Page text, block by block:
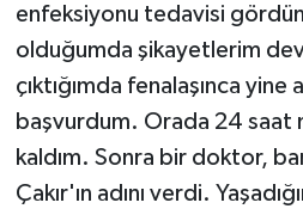
enfeksiyonu tedavisi
olduğumda şikayetlerim
çıktığımda fenalaşınca yine
başvurdum. Orada 24 saat
kaldım. Sonra bir doktor,
Çakır'ın adını verdi.